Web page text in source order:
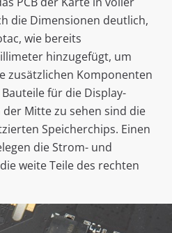
die Dimensionen deutlich,
wie bereits
hinzugefügt, um
zusätzlichen Komponenten
für die Display-
Mitte zu sehen sind die
Speicherchips. Einen
die Strom- und
weite Teile des rechten